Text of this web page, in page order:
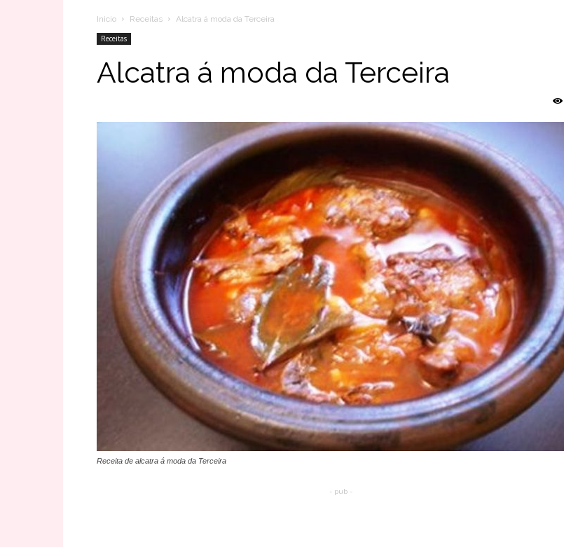
Inicio Receitas
Alcatra á moda da Terceira
Receitas
Alcatra á moda da Terceira
Receita de alcatra á moda da Terceira
- pub -